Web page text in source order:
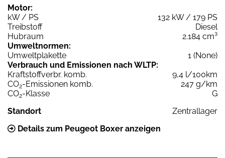
Motor:
kW / PS
132 kW / 179 PS
Treibstoff
Diesel
Hubraum
2.184 cm³
Umweltnormen:
Umweltplakette
1 (None)
Verbrauch und Emissionen nach WLTP:
Kraftstoffverbr. komb.
9,4 l/100km
CO2-Emissionen komb.
247 g/km
CO2-Klasse
G
Standort
Zentrallager
Details zum Peugeot Boxer anzeigen